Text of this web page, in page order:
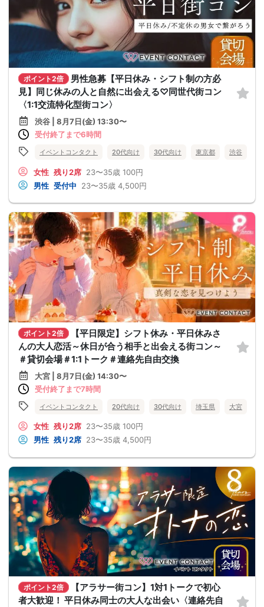
ポイント2倍
男性急募【平日休み・シフト制の方必
見】同じ休みの人と自然に出会える♡同世代街コン
〈1:1交流特化型街コン〉
渋谷 | 8月7日(金) 13:30〜
受付終了まで6時間
イベントコンタクト 20代向け 30代向け 東京都 渋谷
女性 残り2席 23〜35歳 100円
男性 受付中 23〜35歳 4,500円
ポイント2倍
【平日限定】シフト休み・平日休みさ
んの大人恋活～休日が合う相手と出会える街コン～
＃貸切会場＃1:1トーク＃連絡先自由交換
大宮 | 8月7日(金) 14:30〜
受付終了まで7時間
イベントコンタクト 20代向け 30代向け 埼玉県 大宮
女性 残り2席 23〜35歳 100円
男性 残り2席 23〜35歳 4,500円
ポイント2倍
【アラサー街コン】1対1トークで初心
者大歓迎！ 平日休み同士の大人な出会い〈連絡先自